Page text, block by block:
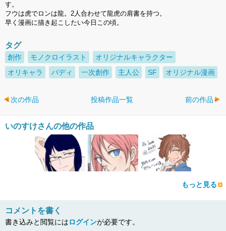
す。
フウは虎でロンは龍。2人合わせて龍虎の肩書を持つ。
早く漫画に描き起こしたい今日この頃。
タグ
創作 モノクロイラスト
オリジナルキャラクター
オリキャラ
バディ 一次創作 主人公 SF オリジナル漫画
次の作品 投稿作品一覧 前の作品
いのすけさんの他の作品
もっと見る
コメントを書く
書き込みと閲覧にはログインが必要です。